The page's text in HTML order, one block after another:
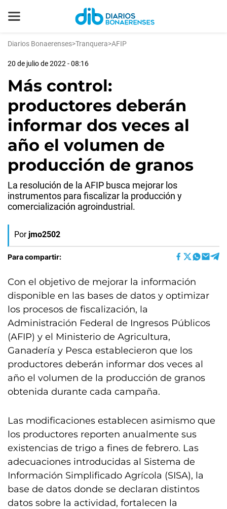
Diarios Bonaerenses>Tranquera>AFIP
20 de julio de 2022 - 08:16
Más control:
productores deberán
informar dos veces al
año el volumen de
producción de granos
La resolución de la AFIP busca mejorar los
instrumentos para fiscalizar la producción y
comercialización agroindustrial.
Por jmo2502
Para compartir:
Con el objetivo de mejorar la información
disponible en las bases de datos y optimizar
los procesos de fiscalización, la
Administración Federal de Ingresos Públicos
(AFIP) y el Ministerio de Agricultura,
Ganadería y Pesca establecieron que los
productores deberán informar dos veces al
año el volumen de la producción de granos
obtenida durante cada campaña.
Las modificaciones establecen asimismo que
los productores reporten anualmente sus
existencias de trigo a fines de febrero. Las
adecuaciones introducidas al Sistema de
Información Simplificado Agrícola (SISA), la
base de datos donde se declaran distintos
datos sobre la actividad, fortalecen la